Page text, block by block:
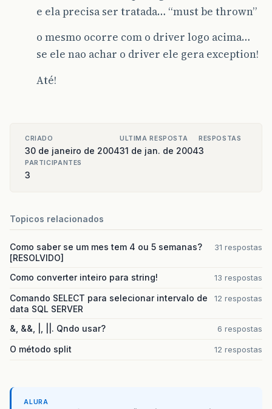
e ela precisa ser tratada… “must be thrown”
o mesmo ocorre com o driver logo acima…
se ele nao achar o driver ele gera exception!
Até!
CRIADO
30 de janeiro de 2004
ULTIMA RESPOSTA
31 de jan. de 2004
RESPOSTAS
3
PARTICIPANTES
3
Topicos relacionados
Como saber se um mes tem 4 ou 5 semanas?
[RESOLVIDO]
31 respostas
Como converter inteiro para string! 13 respostas
Comando SELECT para selecionar intervalo de
data SQL SERVER
12 respostas
&, &&, |, ||. Qndo usar? 6 respostas
O método split 12 respostas
ALURA